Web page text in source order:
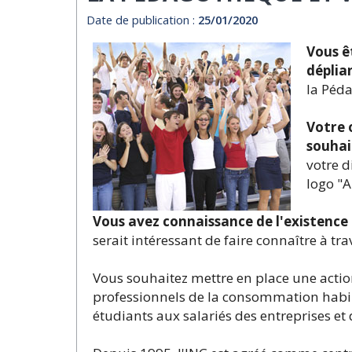
Date de publication : 25/01/2020
Vous
la
Votre
votre
logo
Vous avez connaissance de
serait intéressant de faire connaître à
Vous souhaitez mettre en place une
professionnels de la consommation
étudiants aux salariés des entreprises